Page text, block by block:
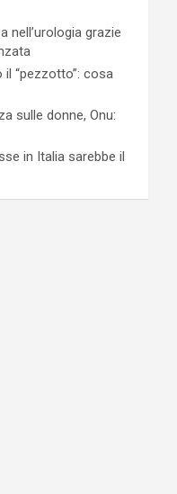
nell’urologia grazie
“pezzotto”: cosa
sulle donne, Onu:
in Italia sarebbe il